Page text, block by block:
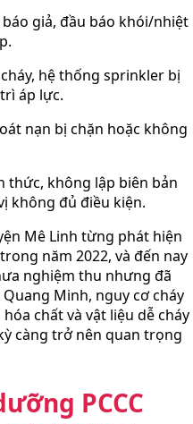
giả, đầu báo khói/nhiệt
hệ thống sprinkler bị
áp lực.
nạn bị chặn hoặc không
thức, không lập biên bản
không đủ điều kiện.
Mê Linh từng phát hiện
năm 2022, và đến nay
nghiệm thu nhưng đã
Minh, nguy cơ cháy
chất và vật liệu dễ cháy
càng trở nên quan trọng
PCCC